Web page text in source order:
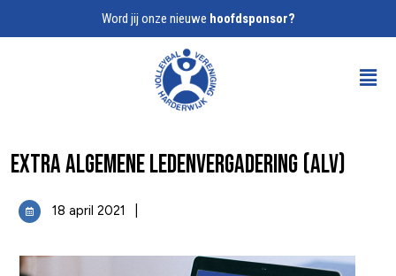
Word jij onze nieuwe hoofdsponsor?
Extra Algemene ledenvergadering (ALV)
18 april 2021